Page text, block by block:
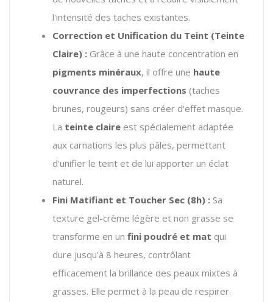
l'intensité des taches existantes.
Correction et Unification du Teint (Teinte
Claire) : Grâce à une haute concentration en
pigments minéraux, il offre une haute
couvrance des imperfections (taches
brunes, rougeurs) sans créer d'effet masque.
La teinte claire est spécialement adaptée
aux carnations les plus pâles, permettant
d'unifier le teint et de lui apporter un éclat
naturel.
Fini Matifiant et Toucher Sec (8h) : Sa
texture gel-crème légère et non grasse se
transforme en un fini poudré et mat qui
dure jusqu'à 8 heures, contrôlant
efficacement la brillance des peaux mixtes à
grasses. Elle permet à la peau de respirer.